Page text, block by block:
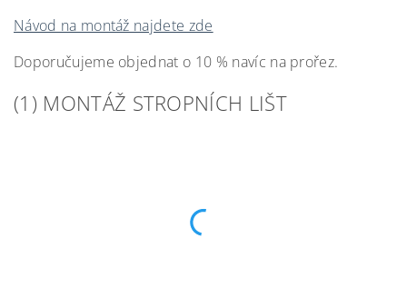
Návod na montáž najdete zde
Doporučujeme objednat o 10 % navíc na prořez.
(1) MONTÁŽ STROPNÍCH LIŠT